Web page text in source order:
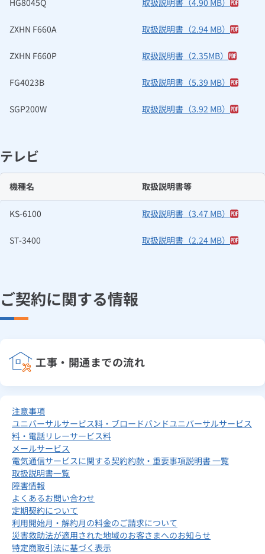
HG8045Q 取扱説明書（4.90 MB）
ZXHN F660A 取扱説明書（2.94 MB）
ZXHN F660P 取扱説明書（2.35MB）
FG4023B 取扱説明書（5.39 MB）
SGP200W 取扱説明書（3.92 MB）
テレビ
機種名 取扱説明書等
KS-6100 取扱説明書（3.47 MB）
ST-3400 取扱説明書（2.24 MB）
ご契約に関する情報
工事・開通までの流れ
注意事項
ユニバーサルサービス料・ブロードバンドユニバーサルサービス
料・電話リレーサービス料
メールサービス
電気通信サービスに関する契約約款・重要事項説明書 一覧
取扱説明書一覧
障害情報
よくあるお問い合わせ
定期契約について
利用開始月・解約月の料金のご請求について
災害救助法が適用された地域のお客さまへのお知らせ
特定商取引法に基づく表示